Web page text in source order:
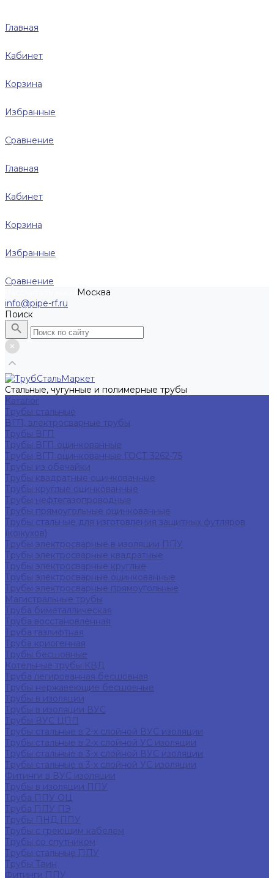
Главная
Кабинет
Корзина
Избранные
Сравнение
Главная
Кабинет
Корзина
Избранные
Сравнение
Москва
info@pipe-rf.ru
Поиск
Стальные, чугунные и полимерные трубы
Каталог
Трубы стальные
ВГП, электросварные трубы
Трубы ВГП
Трубы ВГП оцинкованные
Трубы ВГП оцинкованные ГОСТ 3262-75
Трубы из обечайки
Трубы квадратные оцинкованные
Трубы круглые оцинкованные
Трубы нефтегазопроводные
Трубы прямоугольные оцинкованные
Трубы стальные для изготовления защитных футляров
(кожухов)
Трубы электросварные в изоляции ППУ
Трубы электросварные квадратные
Трубы электросварные круглые
Трубы электросварные оцинкованные
Трубы электросварные прямоугольные
Магистральные трубы
Труба биметаллическая
Труба восстановленная
Труба газлифтная
Труба криогенная
Трубы бесшовные
Котельные трубы КВД
Труба легированная бесшовная
Трубы нержавеющие бесшовные
Трубы в изоляции
Трубы в изоляции ВУС
Трубы ВУС ЦПП
Трубы стальные в 2-х слойной ВУС изоляции
Трубы стальные в 2-х слойной УС изоляции
Трубы стальные в 3-х слойной ВУС изоляции
Трубы стальные в 3-х слойной УС изоляции
Фитинги в ВУС изоляции
Трубы в изоляции ППУ
Труба ППУ ОЦ
Труба ППУ ПЭ
Трубы ПНД ППУ
Трубы с греющим кабелем
Трубы со спутником
Трубы стальные ППУ
Трубы Твин
Фитинги ППУ